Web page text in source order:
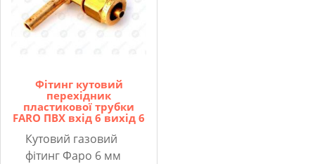
Фітинг кутовий
перехідник
пластикової трубки
FARO ПВХ вхід 6 вихід 6
Кутовий газовий
фітинг Фаро 6 мм